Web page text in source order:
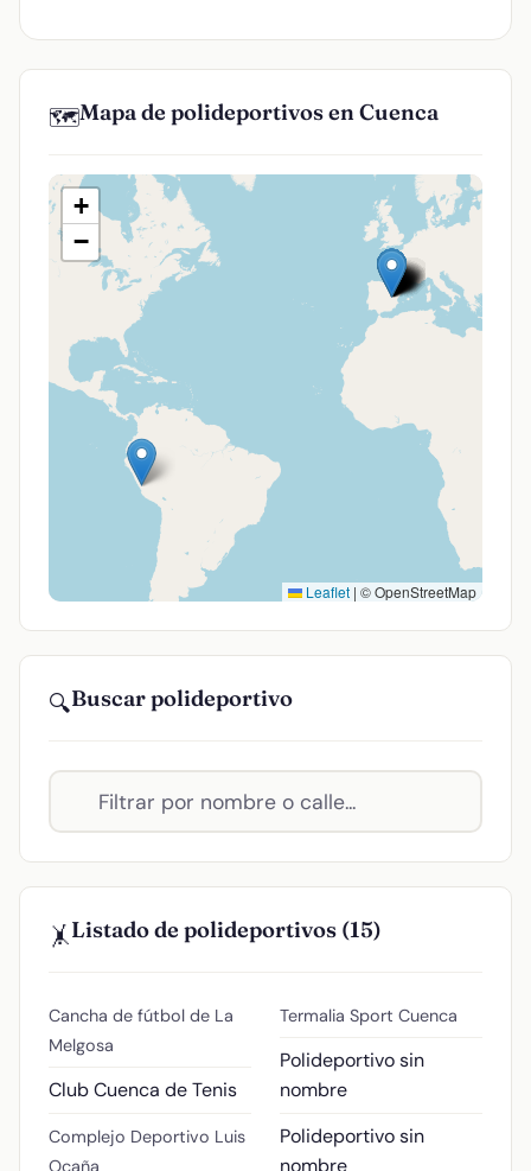
🗺️Mapa de polideportivos en Cuenca
+
−
Leaflet | © OpenStreetMap
🔍Buscar polideportivo
🤸Listado de polideportivos (15)
Cancha de fútbol de La
Melgosa
Club Cuenca de Tenis
Complejo Deportivo Luis
Ocaña
Termalia Sport Cuenca
Polideportivo sin
nombre
Polideportivo sin
nombre